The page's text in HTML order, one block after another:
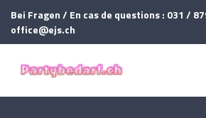
Bei Fragen / En cas de questions : 031 /
office@ejs.ch